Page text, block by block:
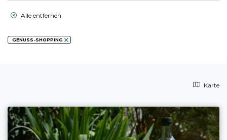
Alle entfernen
GENUSS-SHOPPING
Karte